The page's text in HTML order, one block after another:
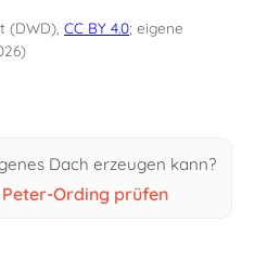
(DWD), CC BY 4.0; eigene
Dach erzeugen kann?
Ording prüfen